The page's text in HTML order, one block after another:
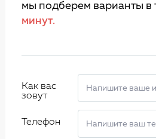
мы подберем варианты в
минут.
Как вас
зовут
Телефон